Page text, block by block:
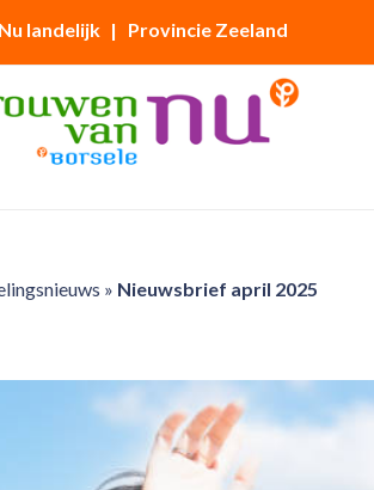
landelijk | Provincie Zeeland
» Nieuwsbrief april 2025